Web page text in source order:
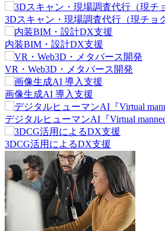
3Dスキャン・現場調査代行（現チョ
内装BIM・設計DX支援
VR・Web3D・メタバース開発
画像生成AI 導入支援
デジタルヒューマンAI『Virtual
3DCG活用によるDX支援